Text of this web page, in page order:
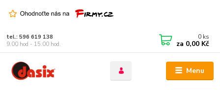
Menu
tel.: 596 619 138
9.00 hod - 15.00 hod.
0 ks
za 0,00 Kč